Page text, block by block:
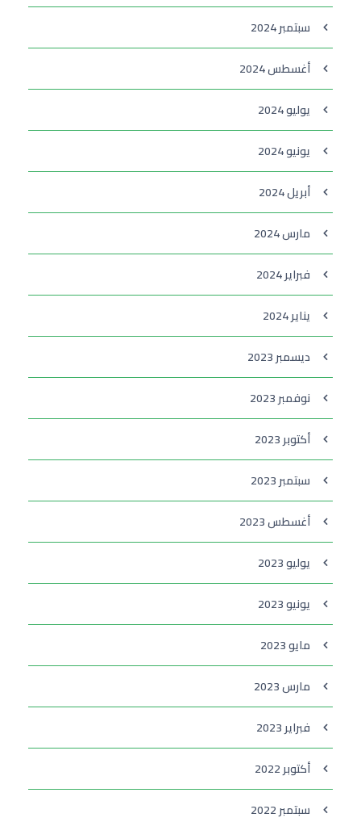
سبتمبر 2024
أغسطس 2024
يوليو 2024
يونيو 2024
أبريل 2024
مارس 2024
فبراير 2024
يناير 2024
ديسمبر 2023
نوفمبر 2023
أكتوبر 2023
سبتمبر 2023
أغسطس 2023
يوليو 2023
يونيو 2023
مايو 2023
مارس 2023
فبراير 2023
أكتوبر 2022
سبتمبر 2022